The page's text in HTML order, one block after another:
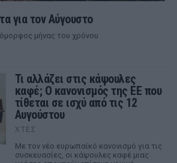
για τον Αύγουστο
μήνας του χρόνου
Τι αλλάζει στις κάψουλες
καφέ; Ο κανονισμός της ΕΕ που
τίθεται σε ισχύ από τις 12
Αυγούστου
ΧΤΕΣ
Με τον νέο ευρωπαϊκό κανονισμό για τις
συσκευασίες, οι κάψουλες καφέ μιας